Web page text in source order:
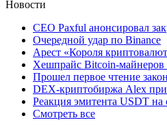
Новости
CEO Paxful анонсировал
Очередной удар по Binance
Арест «Короля
Хешпрайс Bitcoin-майнеров
Прошел первое чтение
DEX-криптобиржа Alex
Реакция эмитента USDT на
Смотреть все